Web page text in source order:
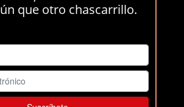
que otro chascarrillo.